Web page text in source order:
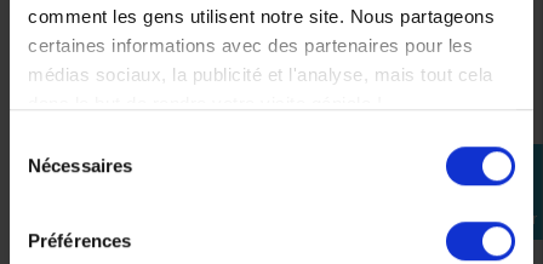
comment les gens utilisent notre site. Nous partageons
certaines informations avec des partenaires pour les
médias sociaux, la publicité et l'analyse, mais tout cela
Nécessaires
Préférences
perm_identity
connecter
(8 avis)